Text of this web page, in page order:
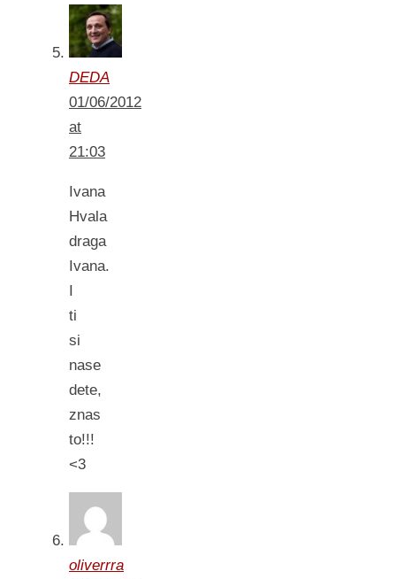
DEDA
01/06/2012
at
21:03
Ivana
Hvala
draga
Ivana.
I
ti
si
nase
dete,
znas
to!!!
<3
oliverrra